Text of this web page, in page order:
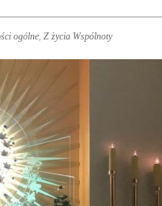
ogólne, Z życia Wspólnoty